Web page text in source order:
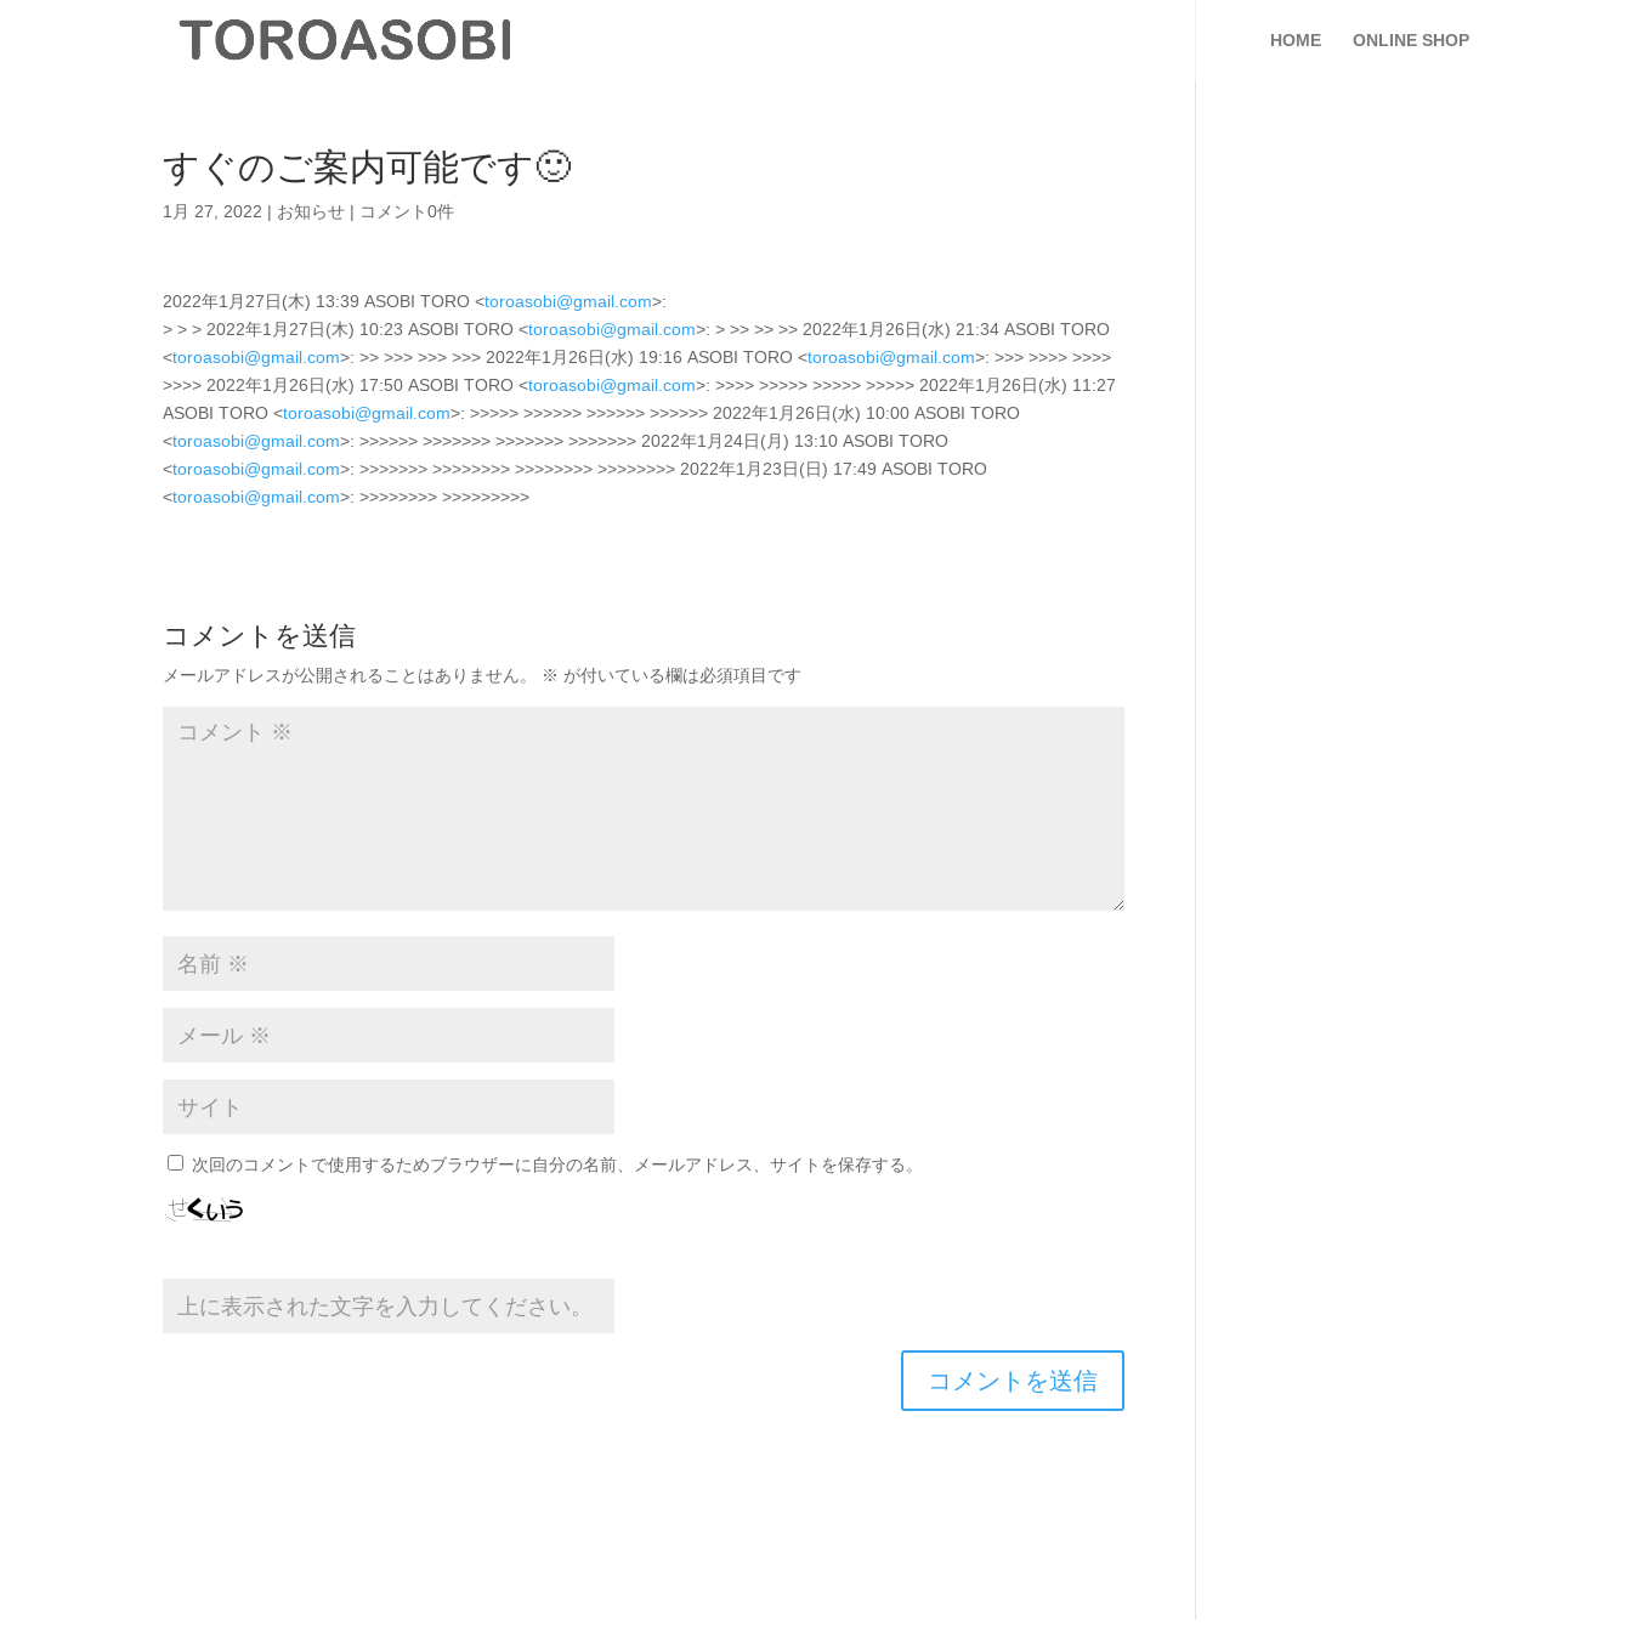
HOME ONLINE SHOP
すぐのご案内可能です🙂
1月 27, 2022 | お知らせ | コメント0件
2022年1月27日(木) 13:39 ASOBI TORO <toroasobi@gmail.com>:
> > > 2022年1月27日(木) 10:23 ASOBI TORO <toroasobi@gmail.com>: > >> >> >> 2022年1月26日(水) 21:34 ASOBI TORO
<toroasobi@gmail.com>: >> >>> >>> >>> 2022年1月26日(水) 19:16 ASOBI TORO <toroasobi@gmail.com>: >>> >>>> >>>>
>>>> 2022年1月26日(水) 17:50 ASOBI TORO <toroasobi@gmail.com>: >>>> >>>>> >>>>> >>>>> 2022年1月26日(水) 11:27
ASOBI TORO <toroasobi@gmail.com>: >>>>> >>>>>> >>>>>> >>>>>> 2022年1月26日(水) 10:00 ASOBI TORO
<toroasobi@gmail.com>: >>>>>> >>>>>>> >>>>>>> >>>>>>> 2022年1月24日(月) 13:10 ASOBI TORO
<toroasobi@gmail.com>: >>>>>>> >>>>>>>> >>>>>>>> >>>>>>>> 2022年1月23日(日) 17:49 ASOBI TORO
<toroasobi@gmail.com>: >>>>>>>> >>>>>>>>>
コメントを送信
メールアドレスが公開されることはありません。 ※ が付いている欄は必須項目です
次回のコメントで使用するためブラウザーに自分の名前、メールアドレス、サイトを保存する。